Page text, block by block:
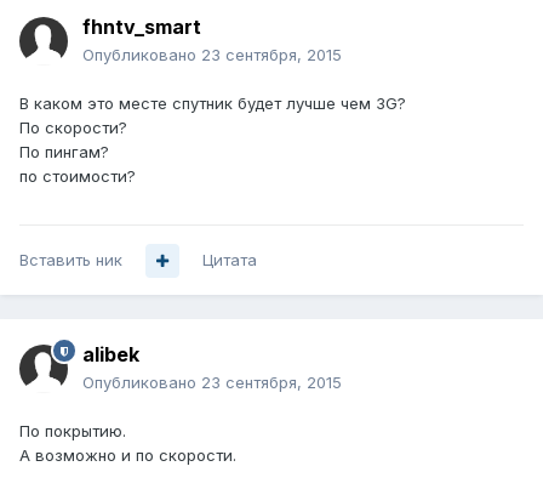
fhntv_smart
Опубликовано 23 сентября, 2015
В каком это месте спутник будет лучше чем 3G?
По скорости?
По пингам?
по стоимости?
Вставить ник Цитата
alibek
Опубликовано 23 сентября, 2015
По покрытию.
А возможно и по скорости.